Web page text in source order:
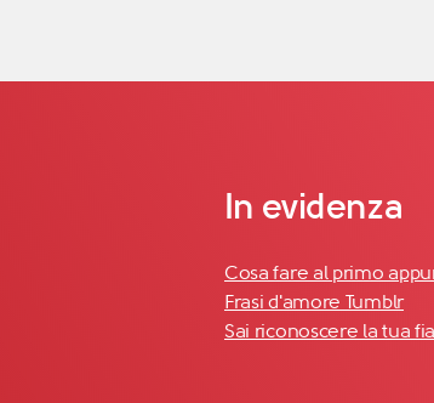
In evidenza
Cosa fare al primo
Frasi d'amore Tumblr
Sai riconoscere la tua